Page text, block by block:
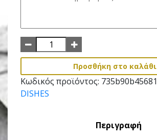
Προσθήκη στο καλάθι
Κωδικός προϊόντος: 735b90b45681
DISHES
Περιγραφή